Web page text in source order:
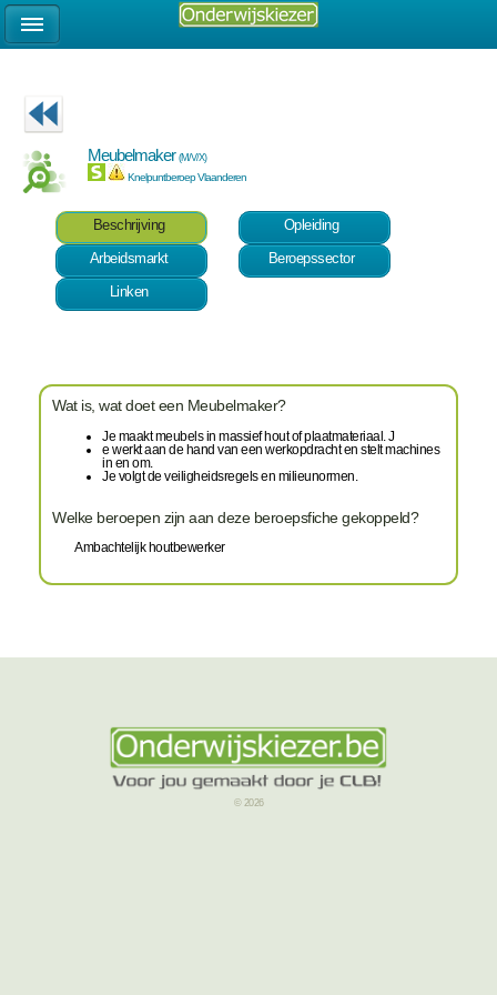
Meubelmaker(M/V/X)
Knelpuntberoep Vlaanderen
Beschrijving
Opleiding
Arbeidsmarkt
Beroepssector
Linken
Wat is, wat doet een Meubelmaker?
Je maakt meubels in massief hout of plaatmateriaal. J
e werkt aan de hand van een werkopdracht en stelt machines
in en om.
Je volgt de veiligheidsregels en milieunormen.
Welke beroepen zijn aan deze beroepsfiche gekoppeld?
Ambachtelijk houtbewerker
© 2026